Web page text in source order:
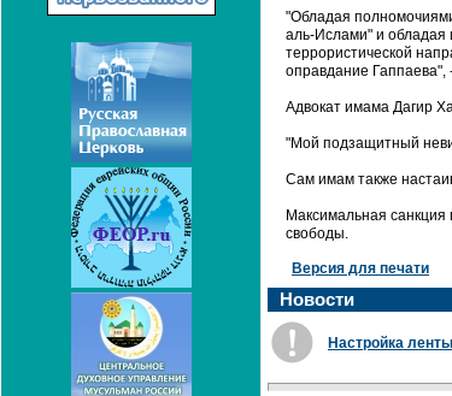
"Обладая
аль-Ислами" и
террористической
оправдание Гаппаева",
Адвокат имама Дагир
"Мой подзащитный
Сам имам также
Максимальная
свободы.
Версия для печати
Новости
Настройка ленты